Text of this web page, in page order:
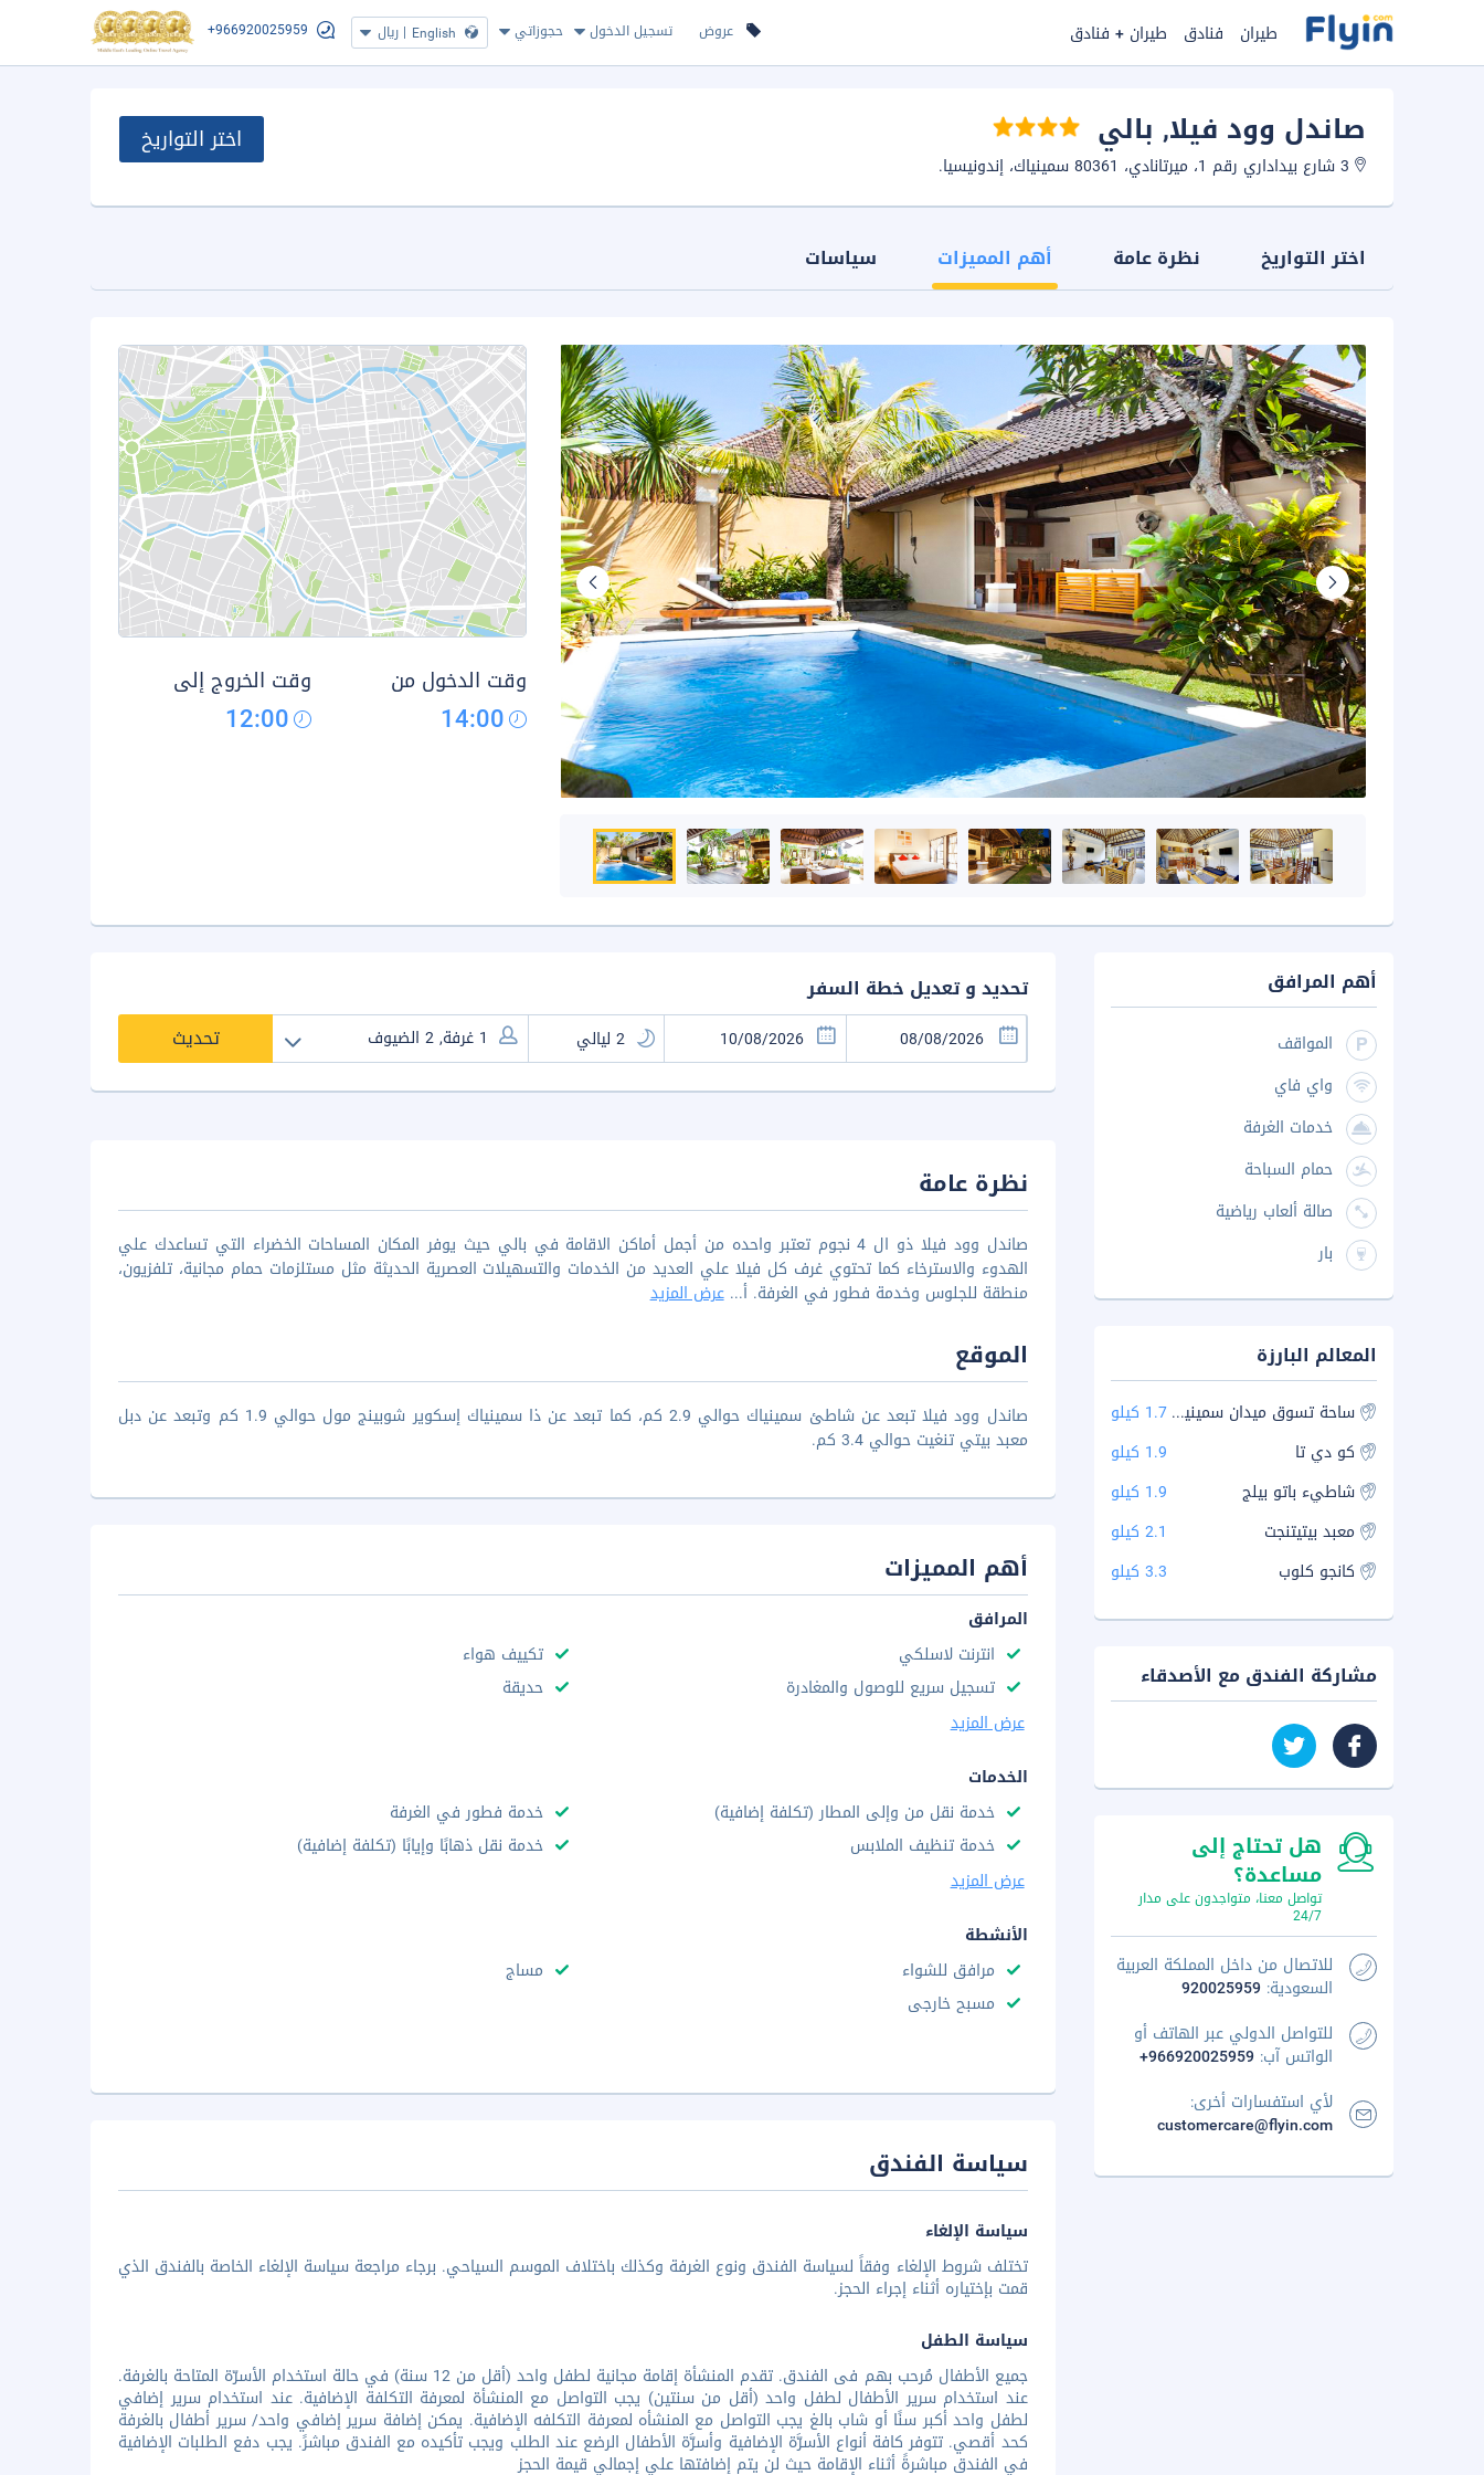
عروض تسجيل الدخول حجوزاتي English
| ريال +966920025959 طيران فنادق طيران + فنادق
صاندل وود فيلا, بالي اختر التواريخ
اختر التواريخ نظرة عامة أهم المميزات سياسات
وقت الدخول من
14:00
وقت الخروج إلى
12:00
تحديد و تعديل خطة السفر
تحديث
نظرة عامة
صاندل وود فيلا ذو ال 4 نجوم تعتبر واحده من أجمل أماكن الاقامة في بالي حيث يوفر المكان المساحات الخضراء التي تساعدك علي
الهدوء والاسترخاء كما تحتوي غرف كل فيلا علي العديد من الخدمات والتسهيلات العصرية الحديثة مثل مستلزمات حمام مجانية، تلفزيون،
منطقة للجلوس وخدمة فطور في الغرفة. أ...عرض المزيد
الموقع
صاندل وود فيلا تبعد عن شاطئ سمينياك حوالي 2.9 كم، كما تبعد عن ذا سمينياك إسكوير شوبينج مول حوالي 1.9 كم وتبعد عن دبل
معبد بيتي تنغيت حوالي 3.4 كم.
أهم المميزات
المرافق
انترنت لاسلكي
تكييف هواء
تسجيل سريع للوصول والمغادرة
حديقة
عرض المزيد
الخدمات
خدمة نقل من وإلى المطار (تكلفة إضافية)
خدمة فطور في الغرفة
خدمة تنظيف الملابس
خدمة نقل ذهابًا وإيابًا (تكلفة إضافية)
عرض المزيد
الأنشطة
مرافق للشواء
مساج
مسبح خارجى
سياسة الفندق
سياسة الإلغاء
تختلف شروط الإلغاء وفقاً لسياسة الفندق ونوع الغرفة وكذلك باختلاف الموسم السياحي. برجاء مراجعة سياسة الإلغاء الخاصة بالفندق الذي
قمت بإختياره أثناء إجراء الحجز.
سياسة الطفل
جميع الأطفال مُرحب بهم فى الفندق. تقدم المنشأة إقامة مجانية لطفل واحد (أقل من 12 سنة) في حالة استخدام الأسرّة المتاحة بالغرفة.
عند استخدام سرير الأطفال لطفل واحد (أقل من سنتين) يجب التواصل مع المنشأة لمعرفة التكلفة الإضافية. عند استخدام سرير إضافي
لطفل واحد أكبر سنًا أو شاب بالغ يجب التواصل مع المنشأه لمعرفة التكلفه الإضافية. يمكن إضافة سرير إضافي واحد/ سرير أطفال بالغرفة
كحد أقصي. تتوفر كافة أنواع الأسرَّة الإضافية وأسرَّة الأطفال الرضع عند الطلب ويجب تأكيده مع الفندق مباشرً. يجب دفع الطلبات الإضافية
في الفندق مباشرةً أثناء الإقامة حيث لن يتم إضافتها علي إجمالي قيمة الحجز
أهم المرافق
المواقف
واي فاي
خدمات الغرفة
حمام السباحة
صالة ألعاب رياضية
بار
المعالم البارزة
ساحة تسوق ميدان سمينياك1.7 كيلو
كو دي تا
1.9 كيلو
شاطيء باتو بيلج
1.9 كيلو
معبد بيتيتنجت
2.1 كيلو
كانجو كلوب
3.3 كيلو
مشاركة الفندق مع الأصدقاء
هل تحتاج إلى
مساعدة؟
تواصل معنا، متواجدون على مدار
24/7
للاتصال من داخل المملكة العربية
السعودية: 920025959
للتواصل الدولي عبر الهاتف أو
الواتس آب: +966920025959
لأي استفسارات أخرى:
customercare@flyin.com